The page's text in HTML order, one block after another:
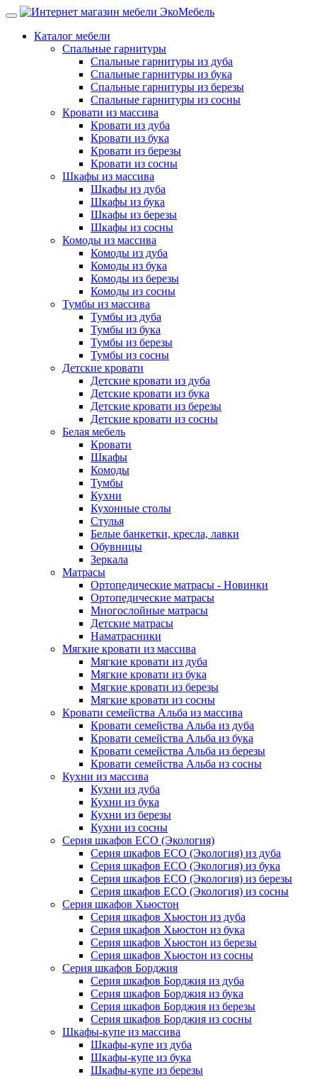
Каталог мебели
Спальные гарнитуры
Спальные гарнитуры из дуба
Спальные гарнитуры из бука
Спальные гарнитуры из березы
Спальные гарнитуры из сосны
Кровати из массива
Кровати из дуба
Кровати из бука
Кровати из березы
Кровати из сосны
Шкафы из массива
Шкафы из дуба
Шкафы из бука
Шкафы из березы
Шкафы из сосны
Комоды из массива
Комоды из дуба
Комоды из бука
Комоды из березы
Комоды из сосны
Тумбы из массива
Тумбы из дуба
Тумбы из бука
Тумбы из березы
Тумбы из сосны
Детские кровати
Детские кровати из дуба
Детские кровати из бука
Детские кровати из березы
Детские кровати из сосны
Белая мебель
Кровати
Шкафы
Комоды
Тумбы
Кухни
Кухонные столы
Стулья
Белые банкетки, кресла, лавки
Обувницы
Зеркала
Матрасы
Ортопедические матрасы - Новинки
Ортопедические матрасы
Многослойные матрасы
Детские матрасы
Наматрасники
Мягкие кровати из массива
Мягкие кровати из дуба
Мягкие кровати из бука
Мягкие кровати из березы
Мягкие кровати из сосны
Кровати семейства Альба из массива
Кровати семейства Альба из дуба
Кровати семейства Альба из бука
Кровати семейства Альба из березы
Кровати семейства Альба из сосны
Кухни из массива
Кухни из дуба
Кухни из бука
Кухни из березы
Кухни из сосны
Серия шкафов ECO (Экология)
Серия шкафов ECO (Экология) из дуба
Серия шкафов ECO (Экология) из бука
Серия шкафов ECO (Экология) из березы
Серия шкафов ECO (Экология) из сосны
Серия шкафов Хьюстон
Серия шкафов Хьюстон из дуба
Серия шкафов Хьюстон из бука
Серия шкафов Хьюстон из березы
Серия шкафов Хьюстон из сосны
Серия шкафов Борджия
Серия шкафов Борджия из дуба
Серия шкафов Борджия из бука
Серия шкафов Борджия из березы
Серия шкафов Борджия из сосны
Шкафы-купе из массива
Шкафы-купе из дуба
Шкафы-купе из бука
Шкафы-купе из березы